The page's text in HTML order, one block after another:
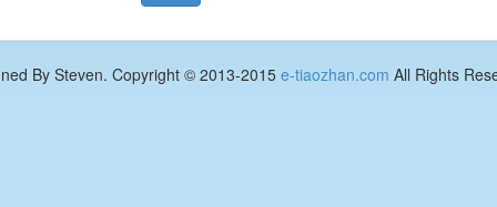
By Steven. Copyright © 2013-2015 e-tiaozhan.com All Rights